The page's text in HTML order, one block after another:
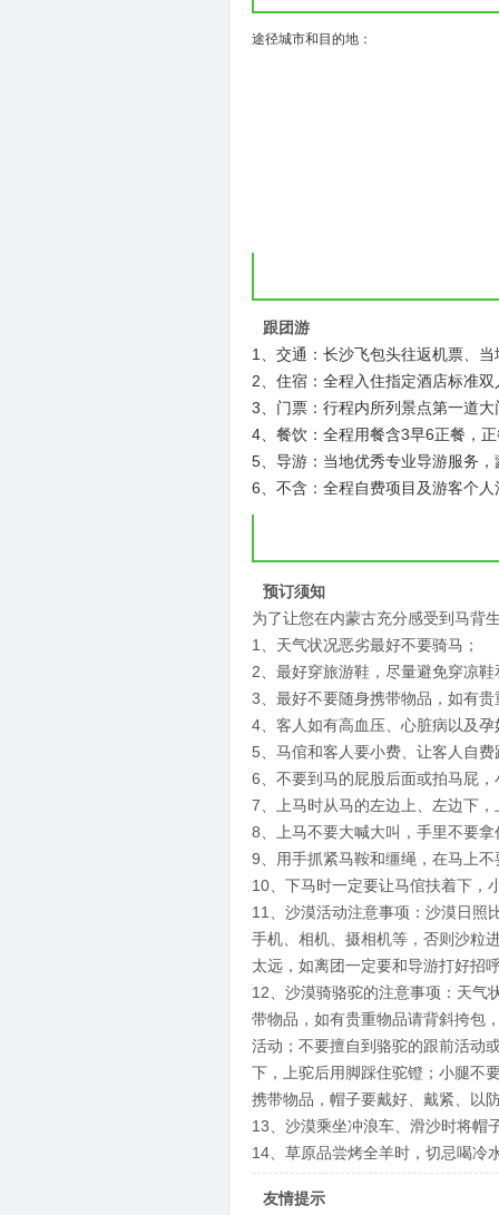
途径城市和目的地：
跟团游
1、交通：长沙飞包头往返机票、
2、住宿：全程入住指定酒店标准
3、门票：行程内所列景点第一道大
4、餐饮：全程用餐含3早6正餐，
5、导游：当地优秀专业导游服务
6、不含：全程自费项目及游客个人
预订须知
为了让您在内蒙古充分感受到马背
1、天气状况恶劣最好不要骑马；
2、最好穿旅游鞋，尽量避免穿凉
3、最好不要随身携带物品，如有
4、客人如有高血压、心脏病以及
5、马倌和客人要小费、让客人自
6、不要到马的屁股后面或拍马屁
7、上马时从马的左边上、左边下
8、上马不要大喊大叫，手里不要
9、用手抓紧马鞍和缰绳，在马上
10、下马时一定要让马倌扶着下，
11、沙漠活动注意事项：沙漠日照
手机、相机、摄相机等，否则沙粒
太远，如离团一定要和导游打好招
12、沙漠骑骆驼的注意事项：天气
带物品，如有贵重物品请背斜挎包
活动；不要擅自到骆驼的跟前活动
下，上驼后用脚踩住驼镫；小腿不
携带物品，帽子要戴好、戴紧、以
13、沙漠乘坐冲浪车、滑沙时将帽
14、草原品尝烤全羊时，切忌喝冷
友情提示